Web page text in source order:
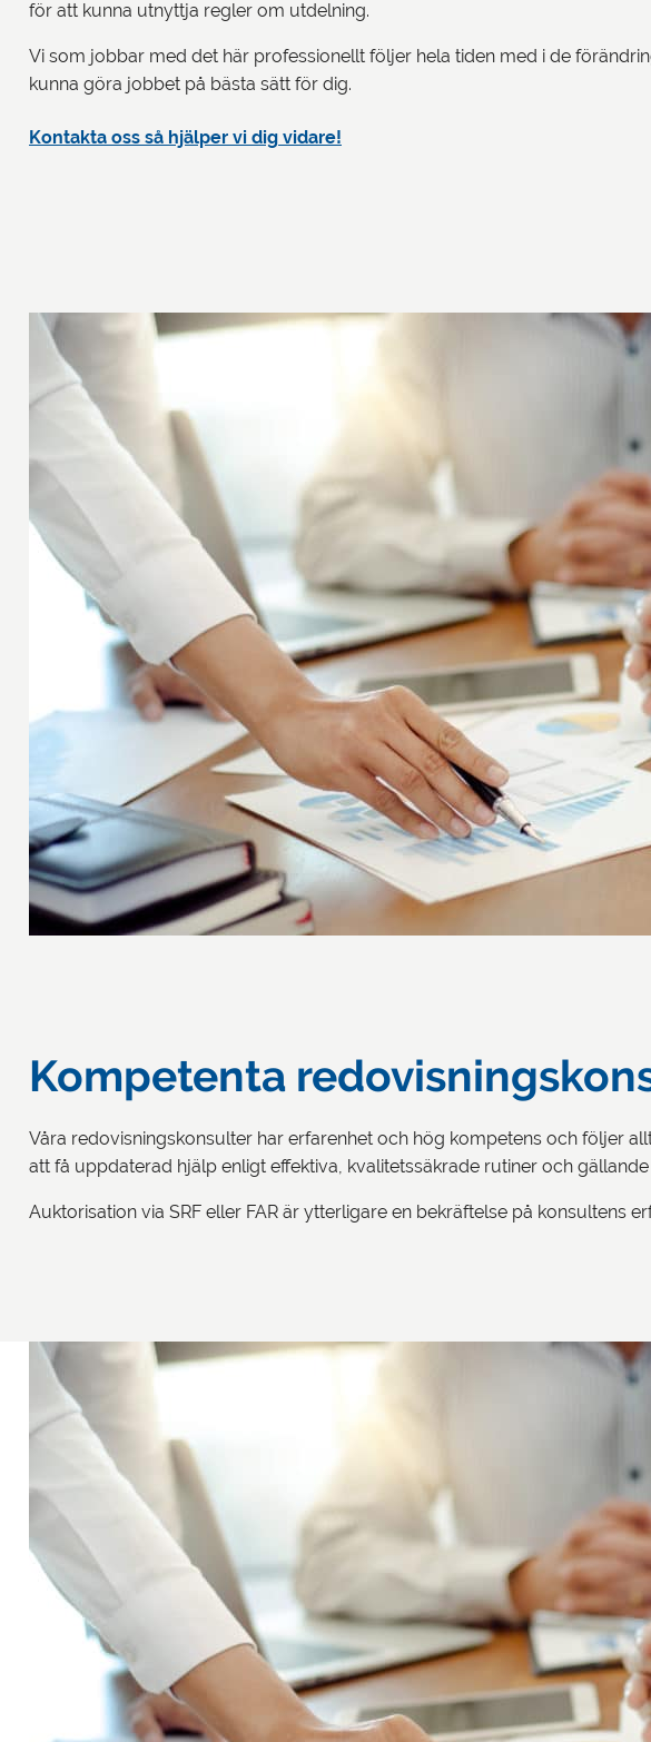
för att kunna utnyttja regler om utdelning.
Vi som jobbar med det här professionellt följer hela tiden med i de
kunna göra jobbet på bästa sätt för dig.
Kontakta oss så hjälper vi dig vidare!
Kompetenta
Våra redovisningskonsulter har erfarenhet och hög kompetens och följer
att få uppdaterad hjälp enligt effektiva, kvalitetssäkrade rutiner och
Auktorisation via SRF eller FAR är ytterligare en bekräftelse på konsultens